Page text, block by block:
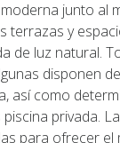
junto al
terrazas y
de luz natural.
disponen
así como
privada.
para ofrecer el